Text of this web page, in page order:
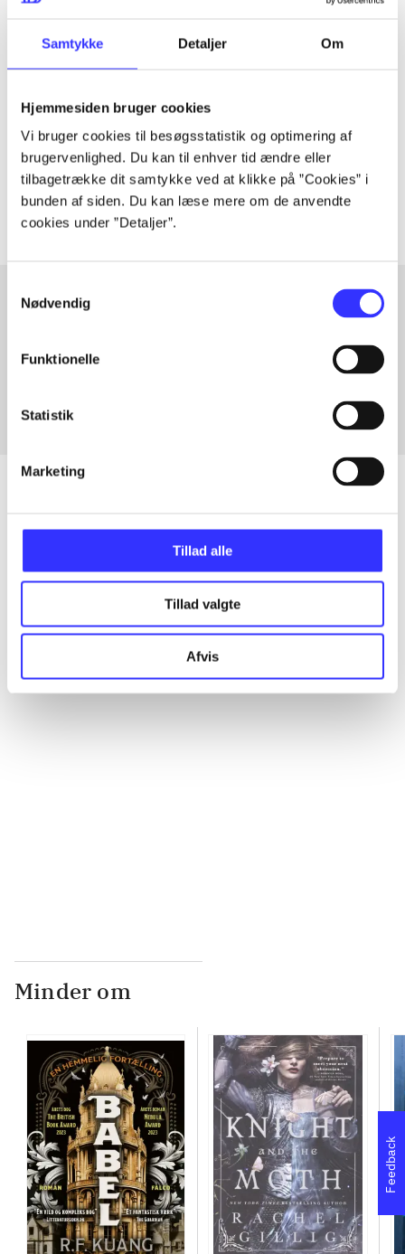
Samtykke Detaljer Om
Hjemmesiden bruger cookies
Vi bruger cookies til besøgsstatistik og optimering af
brugervenlighed. Du kan til enhver tid ændre eller
tilbagetrække dit samtykke ved at klikke på ”Cookies” i
bunden af siden. Du kan læse mere om de anvendte
cookies under ”Detaljer”.
Nødvendig
Funktionelle
Statistik
Marketing
Tillad alle
Tillad valgte
Afvis
Tidsskrift
Artiklen er en del af
lorem ipsum dolor sit amet ...
Tidsskrift
Artiklerne ihandler ofte om
Fra
Alle registrerede artikler fordelt på udgivelser
...
Minder om
Feedback